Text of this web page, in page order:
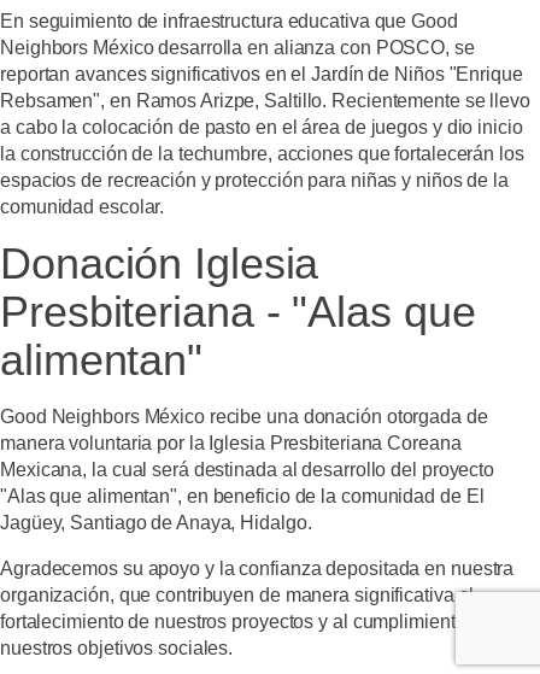
En seguimiento de infraestructura educativa que Good
Neighbors México desarrolla en alianza con POSCO, se
reportan avances significativos en el Jardín de Niños "Enrique
Rebsamen", en Ramos Arizpe, Saltillo. Recientemente se llevo
a cabo la colocación de pasto en el área de juegos y dio inicio
la construcción de la techumbre, acciones que fortalecerán los
espacios de recreación y protección para niñas y niños de la
comunidad escolar.
Donación Iglesia
Presbiteriana - "Alas que
alimentan"
Good Neighbors México recibe una donación otorgada de
manera voluntaria por la Iglesia Presbiteriana Coreana
Mexicana, la cual será destinada al desarrollo del proyecto
"Alas que alimentan", en beneficio de la comunidad de El
Jagüey, Santiago de Anaya, Hidalgo.
Agradecemos su apoyo y la confianza depositada en nuestra
organización, que contribuyen de manera significativa al
fortalecimiento de nuestros proyectos y al cumplimiento de
nuestros objetivos sociales.